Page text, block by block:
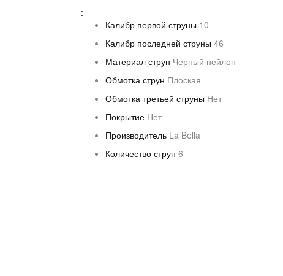
:
Калибр первой струны 10
Калибр последней струны 46
Материал струн Черный нейлон
Обмотка струн Плоская
Обмотка третьей струны Нет
Покрытие Нет
Производитель La Bella
Количество струн 6